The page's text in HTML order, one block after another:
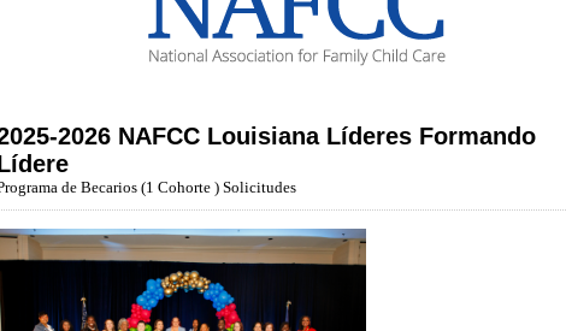
2026 NAFCC Louisiana Líderes Formando
de Becarios (1 Cohorte ) Solicitudes